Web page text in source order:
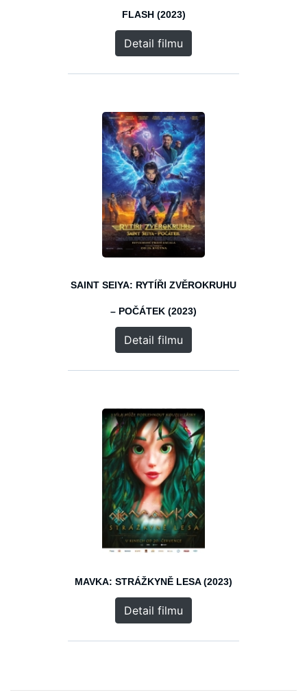
FLASH (2023)
Detail filmu
SAINT SEIYA: RYTÍŘI ZVĚROKRUHU
– POČÁTEK (2023)
Detail filmu
MAVKA: STRÁŽKYNĚ LESA (2023)
Detail filmu